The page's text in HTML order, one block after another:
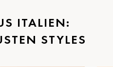
ITALIEN:
STYLES